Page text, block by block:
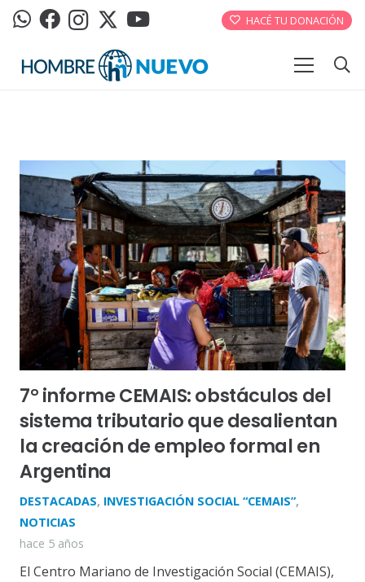
HACÉ TU DONACIÓN
7° informe CEMAIS: obstáculos del
sistema tributario que desalientan
la creación de empleo formal en
Argentina
DESTACADAS, INVESTIGACIÓN SOCIAL “CEMAIS”,
NOTICIAS
hace 5 años
El Centro Mariano de Investigación Social (CEMAIS),